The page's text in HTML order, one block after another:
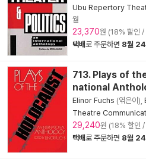
Ubu Repertory
월
23,370원 (18% 할인 /
택배로 주문하면 8월 24
713. Plays of
national
Elinor Fuchs (엮은이),
Theatre
29,240원 (18% 할인
택배로 주문하면 8월 24